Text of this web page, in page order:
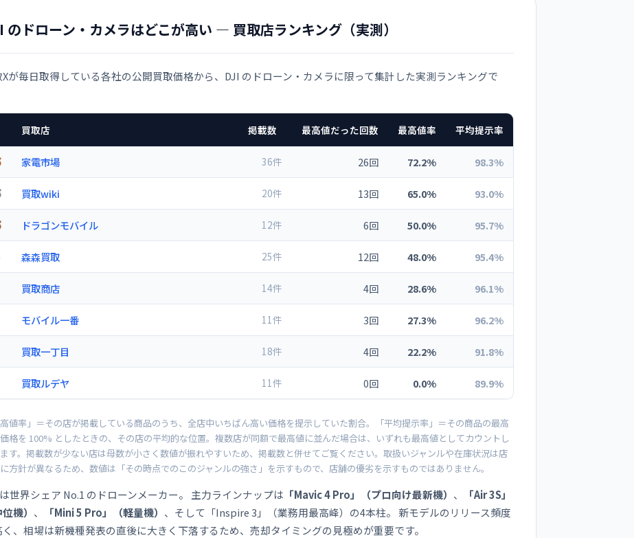
のドローン・カメラはどこが高い — 買取店ランキング（実測）
Xが毎日取得している各社の公開買取価格から、DJI のドローン・カメラに限って集計した実測ランキングで
買取店 掲載数 最高値だった回数 最高値率 平均提示率
家電市場 36件 26回 72.2% 98.3%
買取wiki 20件 13回 65.0% 93.0%
ドラゴンモバイル 12件 6回 50.0% 95.7%
森森買取 25件 12回 48.0% 95.4%
買取商店 14件 4回 28.6% 96.1%
モバイル一番 11件 3回 27.3% 96.2%
買取一丁目 18件 4回 22.2% 91.8%
買取ルデヤ 11件 0回 0.0% 89.9%
高値率」＝その店が掲載している商品のうち、全店中いちばん高い価格を提示していた割合。「平均提示率」＝その商品の最高
格を 100% としたときの、その店の平均的な位置。複数店が同額で最高値に並んだ場合は、いずれも最高値としてカウントし
す。掲載数が少ない店は母数が小さく数値が振れやすいため、掲載数と併せてご覧ください。取扱いジャンルや在庫状況は店
方針が異なるため、数値は「その時点でのこのジャンルの強さ」を示すもので、店舗の優劣を示すものではありません。
世界シェア No.1 のドローンメーカー。 主力ラインナップは 「Mavic 4 Pro」（プロ向け最新機） 、
「Air 3S」
位機） 、 「Mini 5 Pro」（軽量機） 、そして「Inspire 3」（業務用最高峰）の4本柱。 新モデルのリリース頻度
く、相場は新機種発表の直後に大きく下落するため、売却タイミングの見極めが重要です。